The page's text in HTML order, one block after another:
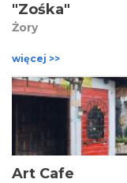
"Zośka"
Żory
więcej >>
Art Cafe